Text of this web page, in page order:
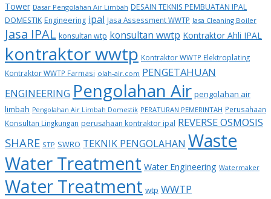
Tower Dasar Pengolahan Air Limbah DESAIN TEKNIS PEMBUATAN IPAL
DOMESTIK Engineering ipal Jasa Assessment WWTP Jasa Cleaning Boiler
Jasa IPAL konsultan wtp konsultan wwtp Kontraktor Ahli IPAL
kontraktor wwtp Kontraktor WWTP Elektroplating
Kontraktor WWTP Farmasi olah-air.com PENGETAHUAN
ENGINEERING Pengolahan Air pengolahan air
limbah Pengolahan Air Limbah Domestik PERATURAN PEMERINTAH Perusahaan
Konsultan Lingkungan perusahaan kontraktor ipal REVERSE OSMOSIS
SHARE STP SWRO TEKNIK PENGOLAHAN Waste
Water Treatment Water Engineering Watermaker
Water Treatment wtp WWTP